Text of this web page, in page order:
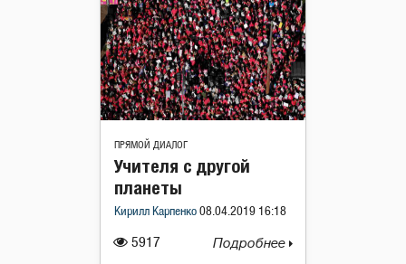
ПРЯМОЙ ДИАЛОГ
5917
Учителя с другой
планеты
Кирилл Карпенко 08.04.2019 16:18
Подробнее